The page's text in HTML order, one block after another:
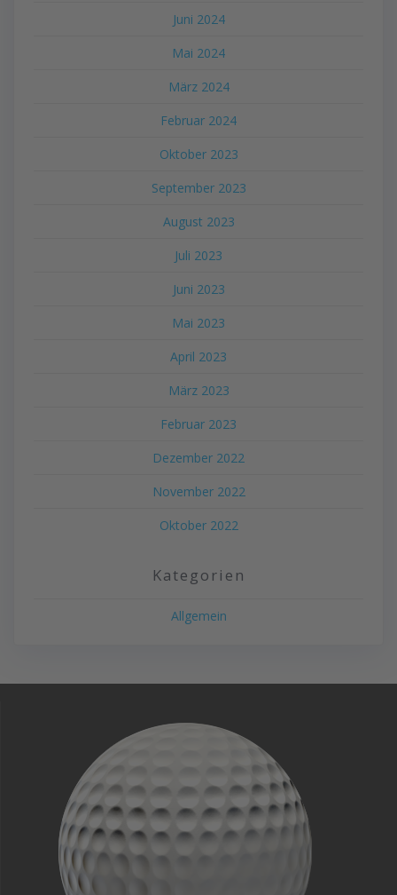
Juni 2024
Mai 2024
März 2024
Februar 2024
Oktober 2023
September 2023
August 2023
Juli 2023
Juni 2023
Mai 2023
April 2023
März 2023
Februar 2023
Dezember 2022
November 2022
Oktober 2022
Kategorien
Allgemein